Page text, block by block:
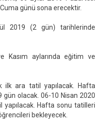
günü sona erecektir.
2019 (2 gün) tarihlerinde
Kasım aylarında eğitim ve
ilk ara tatil yapılacak. Hafta
gün olacak. 06-10 Nisan 2020
yapılacak. Hafta sonu tatilleri
bekleyecek.